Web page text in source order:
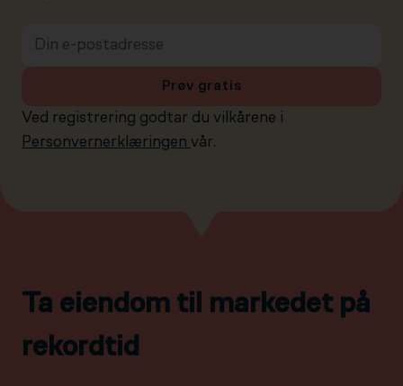
Ved registrering godtar du vilkårene i
Personvernerklæringen vår.
Prøv gratis
Ta eiendom til markedet på
rekordtid